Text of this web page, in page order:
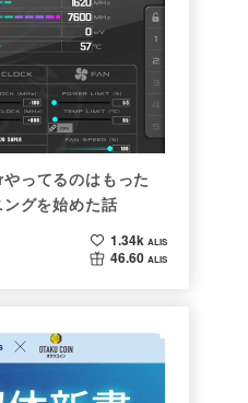
ってるのはもった
グを始めた話
1.34k ALIS
46.60 ALIS